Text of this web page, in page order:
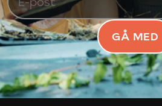
GÅ MED